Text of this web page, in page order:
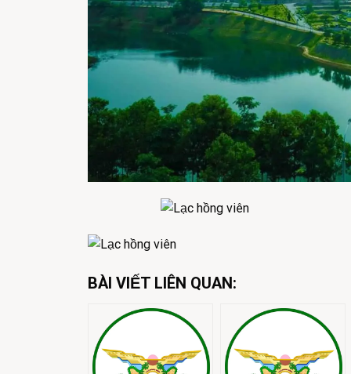
BÀI VIẾT LIÊN QUAN: